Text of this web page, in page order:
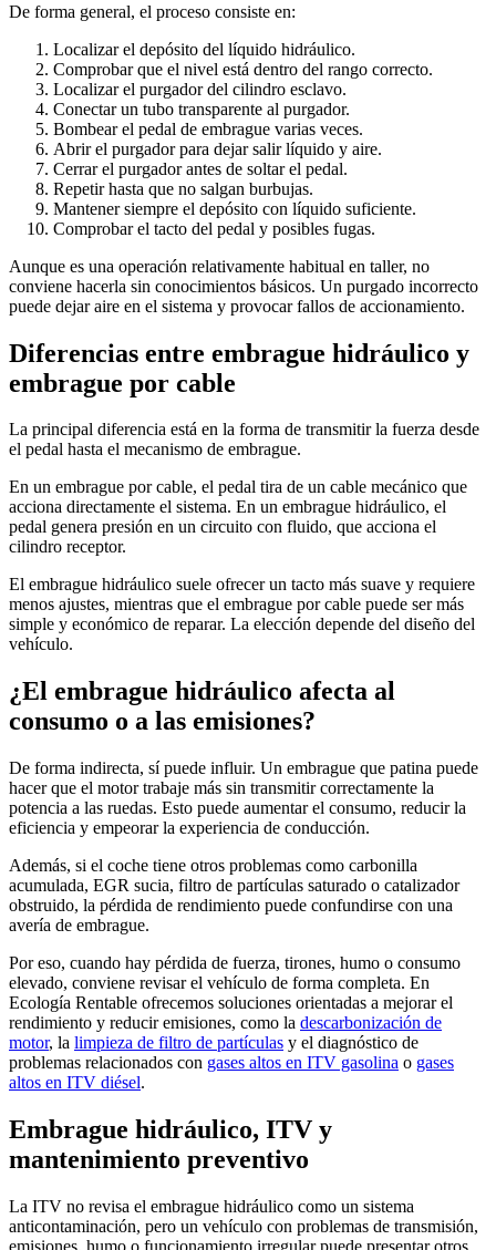
De forma general, el proceso consiste en:
Localizar el depósito del líquido hidráulico.
Comprobar que el nivel está dentro del rango correcto.
Localizar el purgador del cilindro esclavo.
Conectar un tubo transparente al purgador.
Bombear el pedal de embrague varias veces.
Abrir el purgador para dejar salir líquido y aire.
Cerrar el purgador antes de soltar el pedal.
Repetir hasta que no salgan burbujas.
Mantener siempre el depósito con líquido suficiente.
Comprobar el tacto del pedal y posibles fugas.
Aunque es una operación relativamente habitual en taller, no
conviene hacerla sin conocimientos básicos. Un purgado incorrecto
puede dejar aire en el sistema y provocar fallos de accionamiento.
Diferencias entre embrague hidráulico y
embrague por cable
La principal diferencia está en la forma de transmitir la fuerza desde
el pedal hasta el mecanismo de embrague.
En un embrague por cable, el pedal tira de un cable mecánico que
acciona directamente el sistema. En un embrague hidráulico, el
pedal genera presión en un circuito con fluido, que acciona el
cilindro receptor.
El embrague hidráulico suele ofrecer un tacto más suave y requiere
menos ajustes, mientras que el embrague por cable puede ser más
simple y económico de reparar. La elección depende del diseño del
vehículo.
¿El embrague hidráulico afecta al
consumo o a las emisiones?
De forma indirecta, sí puede influir. Un embrague que patina puede
hacer que el motor trabaje más sin transmitir correctamente la
potencia a las ruedas. Esto puede aumentar el consumo, reducir la
eficiencia y empeorar la experiencia de conducción.
Además, si el coche tiene otros problemas como carbonilla
acumulada, EGR sucia, filtro de partículas saturado o catalizador
obstruido, la pérdida de rendimiento puede confundirse con una
avería de embrague.
Por eso, cuando hay pérdida de fuerza, tirones, humo o consumo
elevado, conviene revisar el vehículo de forma completa. En
Ecología Rentable ofrecemos soluciones orientadas a mejorar el
rendimiento y reducir emisiones, como la descarbonización de
motor, la limpieza de filtro de partículas y el diagnóstico de
problemas relacionados con gases altos en ITV gasolina o gases
altos en ITV diésel.
Embrague hidráulico, ITV y
mantenimiento preventivo
La ITV no revisa el embrague hidráulico como un sistema
anticontaminación, pero un vehículo con problemas de transmisión,
emisiones, humo o funcionamiento irregular puede presentar otros